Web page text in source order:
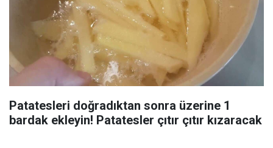
Patatesleri doğradıktan sonra üzerine 1
bardak ekleyin! Patatesler çıtır çıtır kızaracak